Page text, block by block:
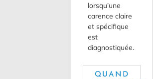
lorsqu’une
carence claire
et spécifique
est
diagnostiquée.
QUAND